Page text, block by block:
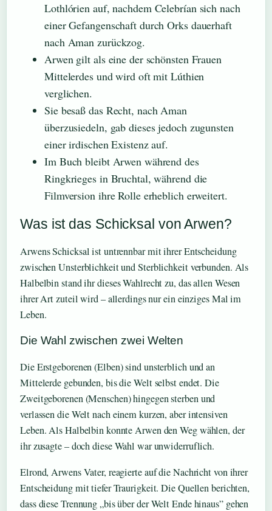
Lothlórien auf, nachdem Celebrían sich nach
einer Gefangenschaft durch Orks dauerhaft
nach Aman zurückzog.
Arwen gilt als eine der schönsten Frauen
Mittelerdes und wird oft mit Lúthien
verglichen.
Sie besaß das Recht, nach Aman
überzusiedeln, gab dieses jedoch zugunsten
einer irdischen Existenz auf.
Im Buch bleibt Arwen während des
Ringkrieges in Bruchtal, während die
Filmversion ihre Rolle erheblich erweitert.
Was ist das Schicksal von Arwen?
Arwens Schicksal ist untrennbar mit ihrer Entscheidung
zwischen Unsterblichkeit und Sterblichkeit verbunden. Als
Halbelbin stand ihr dieses Wahlrecht zu, das allen Wesen
ihrer Art zuteil wird – allerdings nur ein einziges Mal im
Leben.
Die Wahl zwischen zwei Welten
Die Erstgeborenen (Elben) sind unsterblich und an
Mittelerde gebunden, bis die Welt selbst endet. Die
Zweitgeborenen (Menschen) hingegen sterben und
verlassen die Welt nach einem kurzen, aber intensiven
Leben. Als Halbelbin konnte Arwen den Weg wählen, der
ihr zusagte – doch diese Wahl war unwiderruflich.
Elrond, Arwens Vater, reagierte auf die Nachricht von ihrer
Entscheidung mit tiefer Traurigkeit. Die Quellen berichten,
dass diese Trennung „bis über der Welt Ende hinaus” gehen